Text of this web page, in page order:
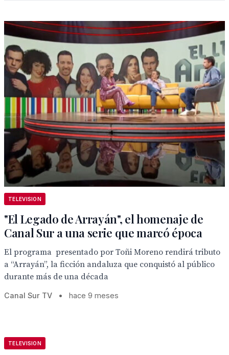
TELEVISION
"El Legado de Arrayán", el homenaje de
Canal Sur a una serie que marcó época
El programa presentado por Toñi Moreno rendirá tributo
a “Arrayán”, la ficción andaluza que conquistó al público
durante más de una década
Canal Sur TV • hace 9 meses
TELEVISION